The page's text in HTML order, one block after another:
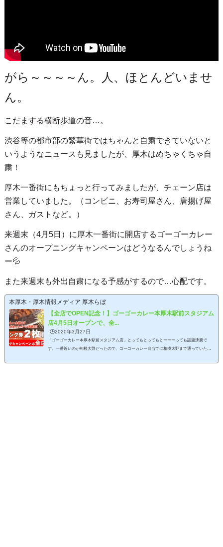
がら～～～～ん。人、ほとんどいませ
ん。
こだまする横断歩道の音…。
渋谷等の都市部の繁華街ではちゃんと自粛できていないと
いうようなニュースも見ましたが、厚木はめちゃくちゃ自
粛！
厚木一番街にもちょっと行ってみましたが、チェーン店は
営業していました。（コンビニ、お寿司屋さん、唐揚げ屋
さん、ガストなど。）
来週末（4月5日）に厚木一番街に開店するゴーゴーカレー
さんのオープニングキャンペーンはどうなるんでしょうね
ー💦
また来週末も外出自粛になる予感がするので…心配です。
本厚木・厚木情報メディア 厚木らぼ
【全店でOPEN記念！】ゴーゴーカレー本厚木駅前スタジアム
店4月5日オープンで、全...
🕒️2020年3月27日
「ゴーゴーカレー本厚木駅前スタジアム店」とってもとってもとーーーっても話題沸騰で
す。一番近いのが相模大野だったので、ゴーゴーカレー目当てに相模大野まで通っていたん